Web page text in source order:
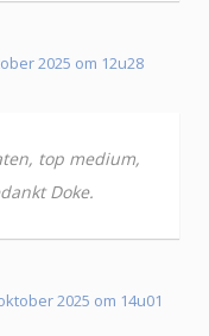
2025 om 12u28
top medium,
Doke.
2025 om 14u01